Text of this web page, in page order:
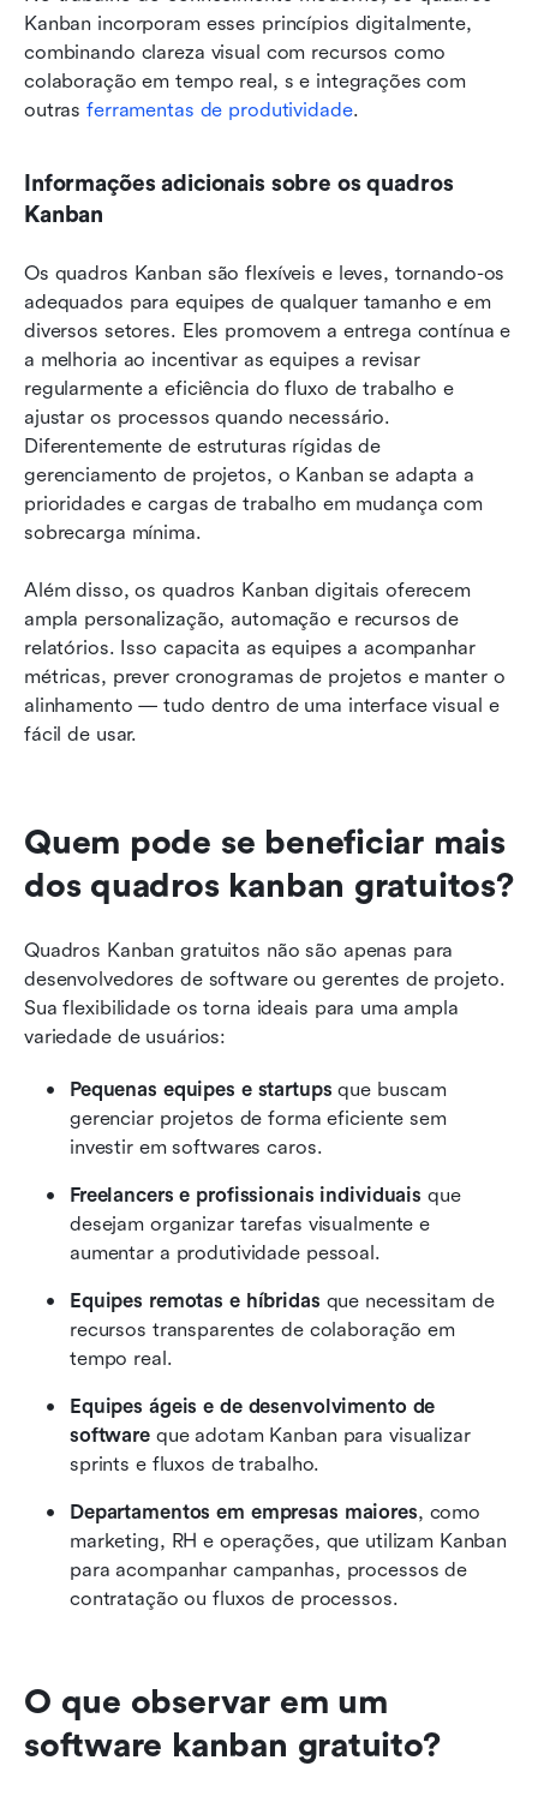
Kanban incorporam esses princípios digitalmente,
combinando clareza visual com recursos como
colaboração em tempo real, s e integrações com
outras ferramentas de produtividade.
Informações adicionais sobre os quadros
Kanban
Os quadros Kanban são flexíveis e leves, tornando-os
adequados para equipes de qualquer tamanho e em
diversos setores. Eles promovem a entrega contínua e
a melhoria ao incentivar as equipes a revisar
regularmente a eficiência do fluxo de trabalho e
ajustar os processos quando necessário.
Diferentemente de estruturas rígidas de
gerenciamento de projetos, o Kanban se adapta a
prioridades e cargas de trabalho em mudança com
sobrecarga mínima.
Além disso, os quadros Kanban digitais oferecem
ampla personalização, automação e recursos de
relatórios. Isso capacita as equipes a acompanhar
métricas, prever cronogramas de projetos e manter o
alinhamento — tudo dentro de uma interface visual e
fácil de usar.
Quem pode se beneficiar mais
dos quadros kanban gratuitos?
Quadros Kanban gratuitos não são apenas para
desenvolvedores de software ou gerentes de projeto.
Sua flexibilidade os torna ideais para uma ampla
variedade de usuários:
Pequenas equipes e startups que buscam
gerenciar projetos de forma eficiente sem
investir em softwares caros.
Freelancers e profissionais individuais que
desejam organizar tarefas visualmente e
aumentar a produtividade pessoal.
Equipes remotas e híbridas que necessitam de
recursos transparentes de colaboração em
tempo real.
Equipes ágeis e de desenvolvimento de
software que adotam Kanban para visualizar
sprints e fluxos de trabalho.
Departamentos em empresas maiores, como
marketing, RH e operações, que utilizam Kanban
para acompanhar campanhas, processos de
contratação ou fluxos de processos.
O que observar em um
software kanban gratuito?